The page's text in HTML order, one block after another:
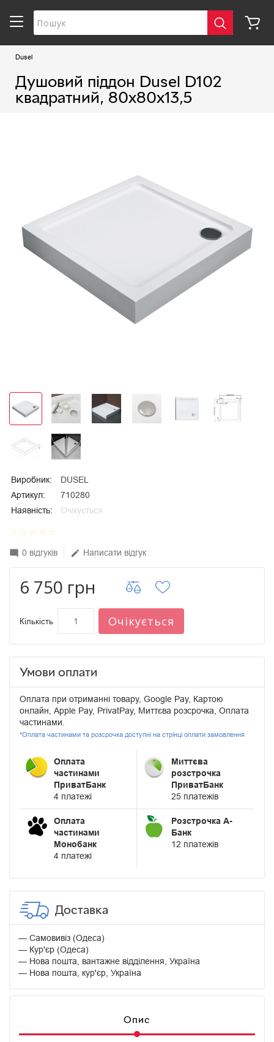
Dusel
Душовий піддон Dusel D102
квадратний, 80х80х13,5
Виробник:
DUSEL
Артикул:
710280
Наявність:
Очікується
star_border star_border star_border star_border star_border
mode_comment 0 відгуків edit Написати відгук
6 750 грн
Кількість Очікується
Умови оплати
Оплата при отриманні товару, Google Pay, Картою
онлайн, Apple Pay, PrivatPay, Миттєва розсрочка, Оплата
частинами.
*Оплата частинами та розсрочка доступні на стрінці оплати замовлення
Оплата
частинами
ПриватБанк
4 платежі
Миттєва
розстрочка
ПриватБанк
25 платежів
Оплата
частинами
Монобанк
4 платежі
Розстрочка А-
Банк
12 платежів
Доставка
Самовивіз (Одеса)
Кур'єр (Одеса)
Нова пошта, вантажне відділення, Україна
Нова пошта, кур'єр, Україна
Опис